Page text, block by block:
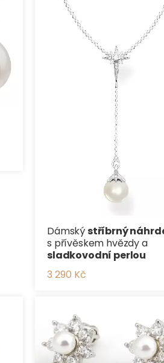
Dámskýstříbrný
s přívěskem hvězdy a
sladkovodní perlou
3 290 Kč